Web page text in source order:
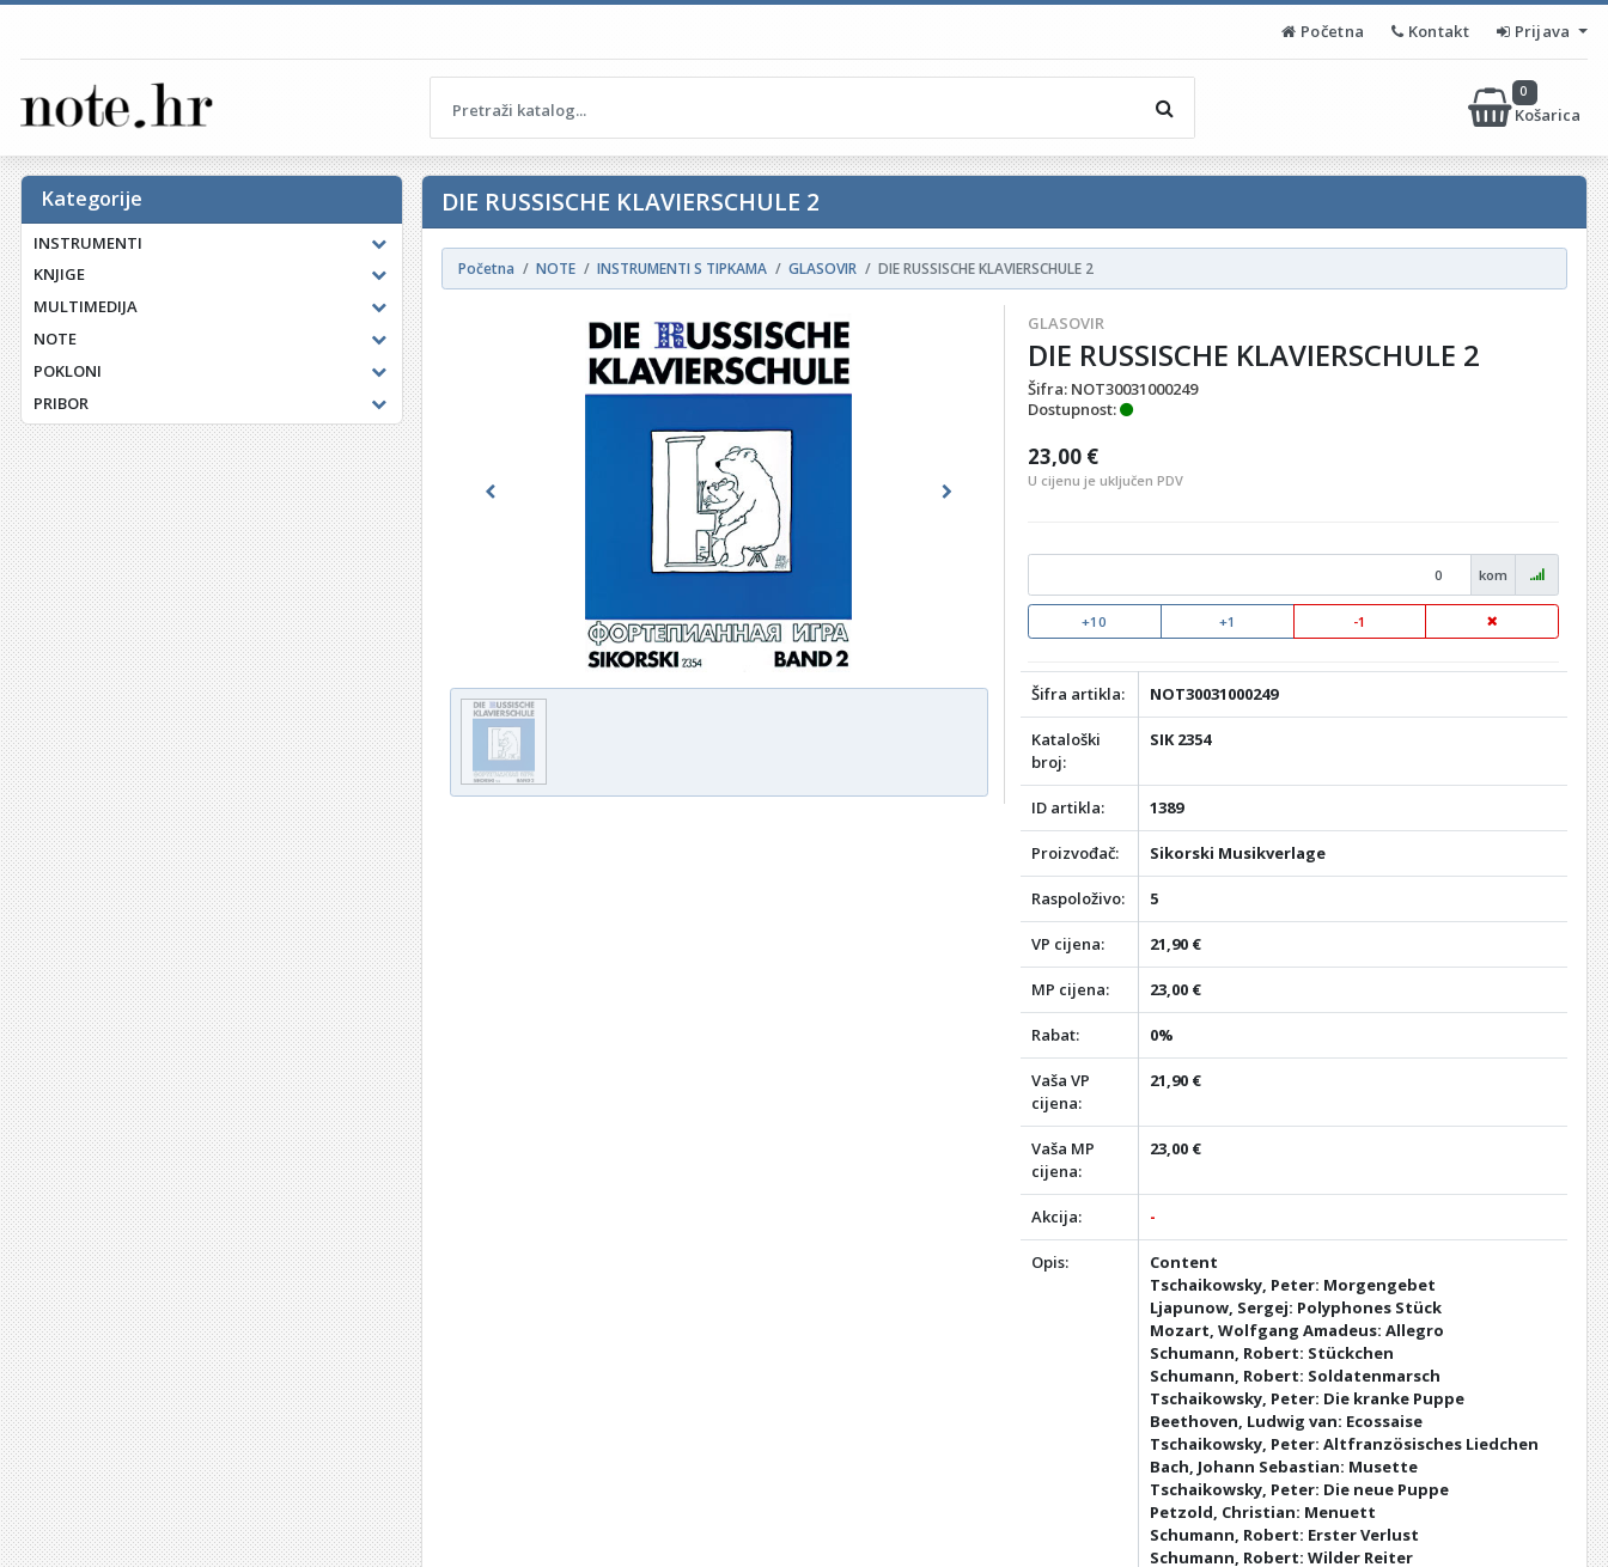
Početna Kontakt Prijava
Košarica
0
Kategorije
INSTRUMENTI
KNJIGE
MULTIMEDIJA
NOTE
POKLONI
PRIBOR
DIE RUSSISCHE KLAVIERSCHULE 2
Početna NOTE INSTRUMENTI S TIPKAMA GLASOVIR DIE RUSSISCHE KLAVIERSCHULE 2
Previous Next
GLASOVIR
DIE RUSSISCHE KLAVIERSCHULE 2
Šifra: NOT30031000249
Dostupnost:
23,00 €
U cijenu je uključen PDV
kom
+10 +1 -1
Šifra artikla: NOT30031000249
Kataloški
broj:
SIK 2354
ID artikla: 1389
Proizvođač: Sikorski Musikverlage
Raspoloživo: 5
VP cijena: 21,90 €
MP cijena: 23,00 €
Rabat: 0%
Vaša VP
cijena:
21,90 €
Vaša MP
cijena:
23,00 €
Akcija: -
Opis:
Content
Tschaikowsky, Peter: Morgengebet
Ljapunow, Sergej: Polyphones Stück
Mozart, Wolfgang Amadeus: Allegro
Schumann, Robert: Stückchen
Schumann, Robert: Soldatenmarsch
Tschaikowsky, Peter: Die kranke Puppe
Beethoven, Ludwig van: Ecossaise
Tschaikowsky, Peter: Altfranzösisches Liedchen
Bach, Johann Sebastian: Musette
Tschaikowsky, Peter: Die neue Puppe
Petzold, Christian: Menuett
Schumann, Robert: Erster Verlust
Schumann, Robert: Wilder Reiter